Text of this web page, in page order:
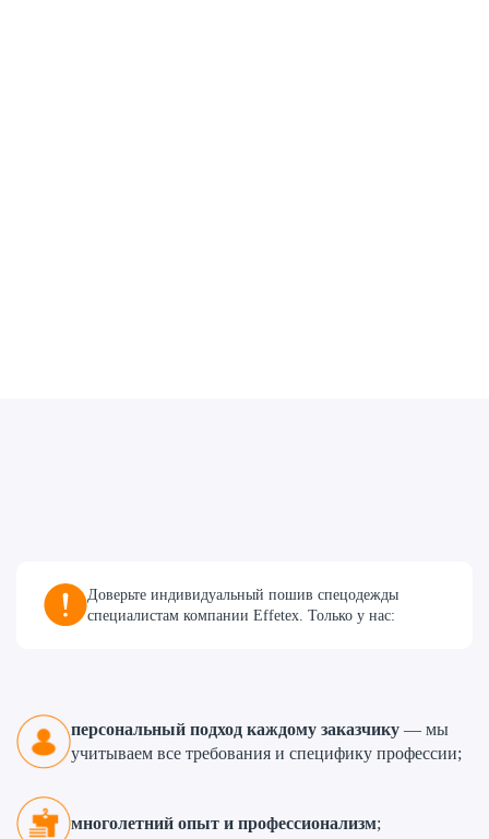
Доверьте индивидуальный пошив спецодежды
специалистам компании Effetex. Только у нас:
персональный подход каждому заказчику — мы
учитываем все требования и специфику профессии;
многолетний опыт и профессионализм;